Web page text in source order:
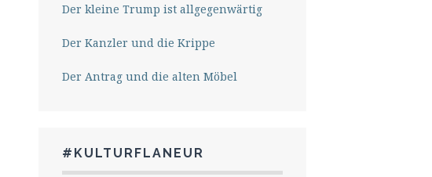
Der kleine Trump ist allgegenwärtig
Der Kanzler und die Krippe
Der Antrag und die alten Möbel
#KULTURFLANEUR